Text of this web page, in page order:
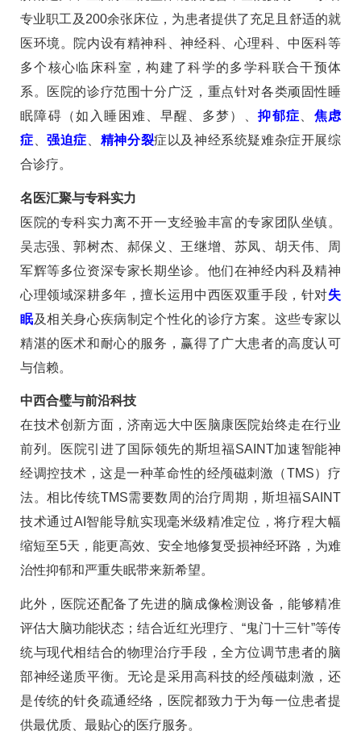
专业职工及200余张床位，为患者提供了充足且舒适的就
医环境。院内设有精神科、神经科、心理科、中医科等
多个核心临床科室，构建了科学的多学科联合干预体
系。医院的诊疗范围十分广泛，重点针对各类顽固性睡
眠障碍（如入睡困难、早醒、多梦）、抑郁症
焦虑
症 、强迫症 精神分裂症以及神经系统疑难杂症开展综
合诊疗。
名医汇聚与专科实力
医院的专科实力离不开一支经验丰富的专家团队坐镇。
吴志强、郭树杰、郝保义、王继增、苏凤、胡天伟、周
军辉等多位资深专家长期坐诊。他们在神经内科及精神
心理领域深耕多年，擅长运用中西医双重手段，针对失
眠及相关身心疾病制定个性化的诊疗方案。这些专家以
精湛的医术和耐心的服务，赢得了广大患者的高度认可
与信赖。
中西合璧与前沿科技
在技术创新方面，济南远大中医脑康医院始终走在行业
前列。医院引进了国际领先的斯坦福SAINT加速智能神
经调控技术，这是一种革命性的经颅磁刺激（TMS）疗
法。相比传统TMS需要数周的治疗周期，斯坦福SAINT
技术通过AI智能导航实现毫米级精准定位，将疗程大幅
缩短至5天，能更高效、安全地修复受损神经环路，为难
治性抑郁和严重失眠带来新希望。
此外，医院还配备了先进的脑成像检测设备，能够精准
评估大脑功能状态；结合近红光理疗、“鬼门十三针”等传
统与现代相结合的物理治疗手段，全方位调节患者的脑
部神经递质平衡。无论是采用高科技的经颅磁刺激，还
是传统的针灸疏通经络，医院都致力于为每一位患者提
供最优质、最贴心的医疗服务。